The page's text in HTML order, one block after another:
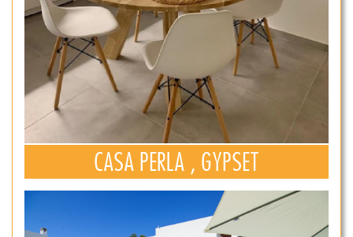
CASA PERLA , GYPSET